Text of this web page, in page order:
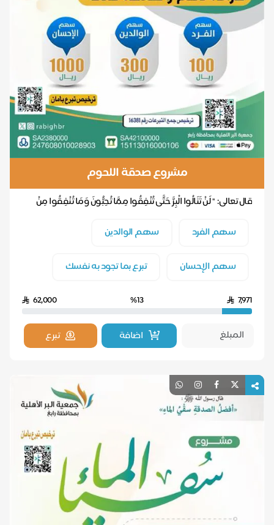
مشروع صدقة اللحوم
قال تعالى: " لَنْ تَنَالُوا الْبِرَّ حَتَّى تُنْفِقُوا مِمَّا تُحِبُّونَ وَمَا تُنْفِقُوا مِنْ
سهم الفرد
سهم الوالدين
سهم الإحسان تبرع بما تجود به نفسك
7,971
%13
62,000
اضافة تبرع